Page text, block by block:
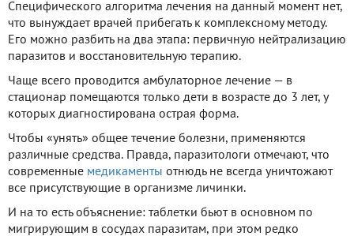
Специфического алгоритма лечения на данный момент нет,
что вынуждает врачей прибегать к комплексному методу.
Его можно разбить на два этапа: первичную нейтрализацию
паразитов и восстановительную терапию.
Чаще всего проводится амбулаторное лечение — в
стационар помещаются только дети в возрасте до 3 лет, у
которых диагностирована острая форма.
Чтобы «унять» общее течение болезни, применяются
различные средства. Правда, паразитологи отмечают, что
современные медикаменты отнюдь не всегда уничтожают
все присутствующие в организме личинки.
И на то есть объяснение: таблетки бьют в основном по
мигрирующим в сосудах паразитам, при этом редко